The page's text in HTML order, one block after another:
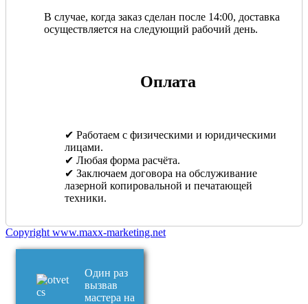
В случае, когда заказ сделан после 14:00, доставка
осуществляется на следующий рабочий день.
Оплата
✔ Работаем с физическими и юридическими
лицами.
✔ Любая форма расчёта.
✔ Заключаем договора на обслуживание
лазерной копировальной и печатающей
техники.
Copyright www.maxx-marketing.net
Один раз
вызвав
мастера на